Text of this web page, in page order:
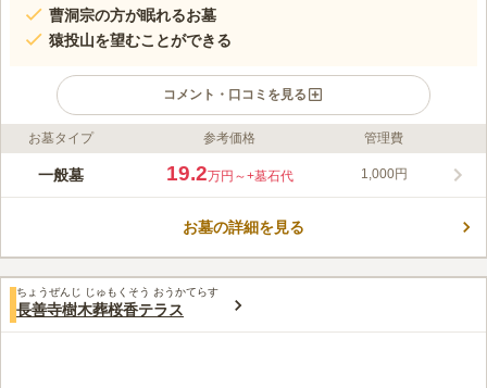
曹洞宗の方が眠れるお墓
猿投山を望むことができる
コメント・口コミを見る
ライフドット編集部のコメント
猿投山を望み西中山地域を見下ろすことができる、小高い場所に
で、東名高速道路「東名三好インター」から車で約27分の好立地
口コミ評価
この霊園はまだ誰からも評価されていません。
お墓タイプ 参考価格 管理費
一般墓 19.2万円～+墓石代 1,000円
お墓の詳細を見る
ちょうぜんじ じゅもくそう おうかてらす
長善寺樹木葬桜香テラス